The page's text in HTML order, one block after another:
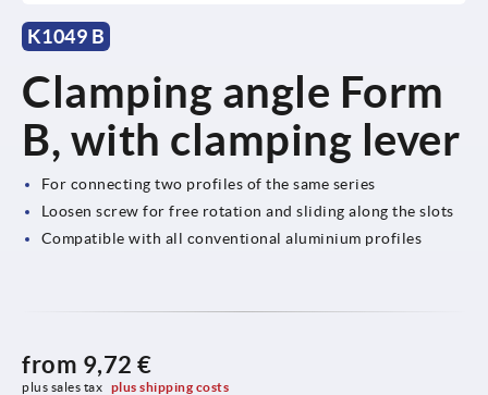
K1049 B
Clamping angle Form
B, with clamping lever
For connecting two profiles of the same series
Loosen screw for free rotation and sliding along the slots
Compatible with all conventional aluminium profiles
from 9,72 €
plus sales tax plus shipping costs